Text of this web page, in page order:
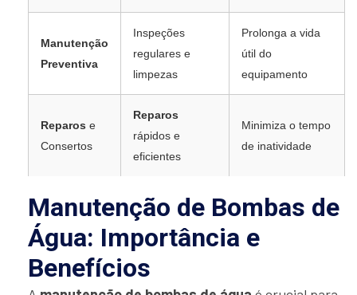
Manutenção
Preventiva
Inspeções
regulares e
limpezas
Prolonga a vida
útil do
equipamento
Reparos e
Consertos
Reparos
rápidos e
eficientes
Minimiza o tempo
de inatividade
Manutenção de Bombas de
Água: Importância e
Benefícios